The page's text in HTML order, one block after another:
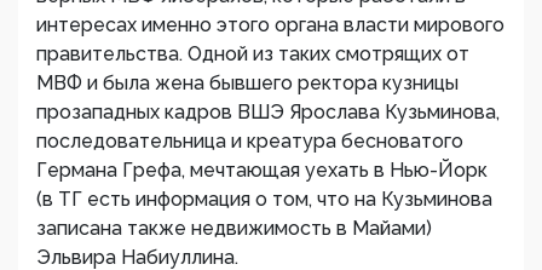
интересах именно этого органа власти мирового
правительства. Одной из таких смотрящих от
МВФ и была жена бывшего ректора кузницы
прозападных кадров ВШЭ Ярослава Кузьминова,
последовательница и креатура бесноватого
Германа Грефа, мечтающая уехать в Нью-Йорк
(в ТГ есть информация о том, что на Кузьминова
записана также недвижимость в Майами)
Эльвира Набиуллина.